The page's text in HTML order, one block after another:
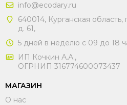
info@ecodary.ru
640014, Курганская
д. 61,
5 дней в неделю с 09 до 18
ИП Кочкин А.А.,
ОГРНИП 316774600073437
МАГАЗИН
О нас